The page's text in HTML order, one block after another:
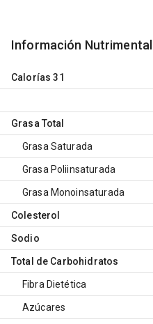
Información Nutrimental
Calorías 31
Grasa Total
Grasa Saturada
Grasa Poliinsaturada
Grasa Monoinsaturada
Colesterol
Sodio
Total de Carbohidratos
Fibra Dietética
Azúcares